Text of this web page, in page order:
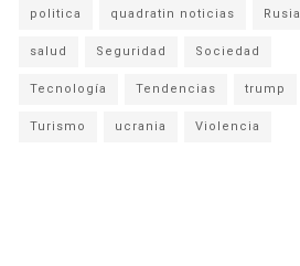
politica quadratin noticias Rusia
salud Seguridad Sociedad
Tecnología Tendencias trump
Turismo ucrania Violencia